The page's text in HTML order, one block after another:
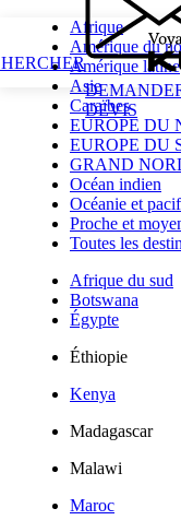
DEVIS
Afrique
Amérique du
Amérique latine
Asie
Caraïbes
EUROPE DU
EUROPE DU
GRAND
Océan indien
Océanie et
Proche et
Toutes les
Afrique du sud
Botswana
Égypte
Éthiopie
Kenya
Madagascar
Malawi
Maroc